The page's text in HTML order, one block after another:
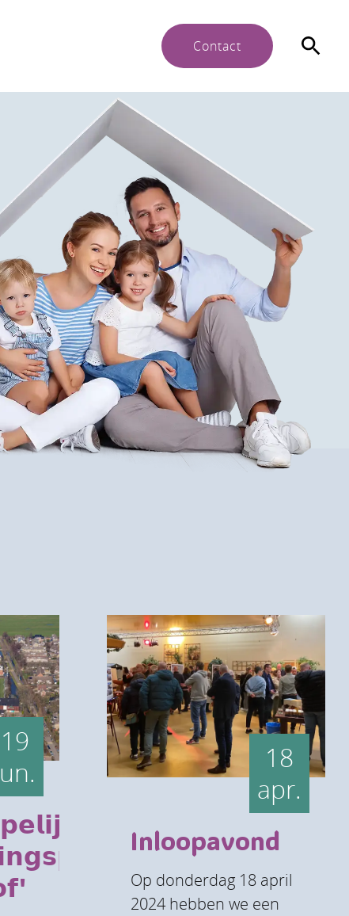
Contact
19
18
apr.
Inloopavond
Op donderdag 18 april
2024 hebben we een